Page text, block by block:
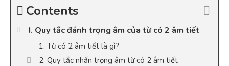
Contents
I. Quy tắc đánh trọng âm của từ có 2 âm tiết
1. Từ có 2 âm tiết là gì?
2. Quy tắc nhấn trọng âm từ có 2 âm tiết